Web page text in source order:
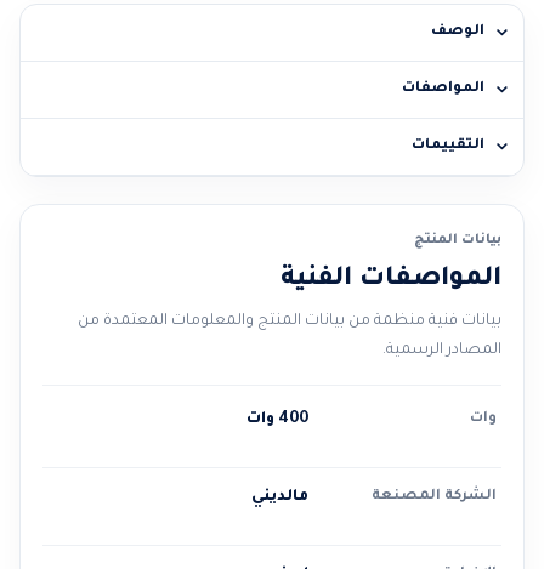
الوصف
المواصفات
التقييمات
بيانات المنتج
المواصفات الفنية
بيانات فنية منظمة من بيانات المنتج والمعلومات المعتمدة من
المصادر الرسمية.
وات 400 وات
الشركة المصنعة مالديني